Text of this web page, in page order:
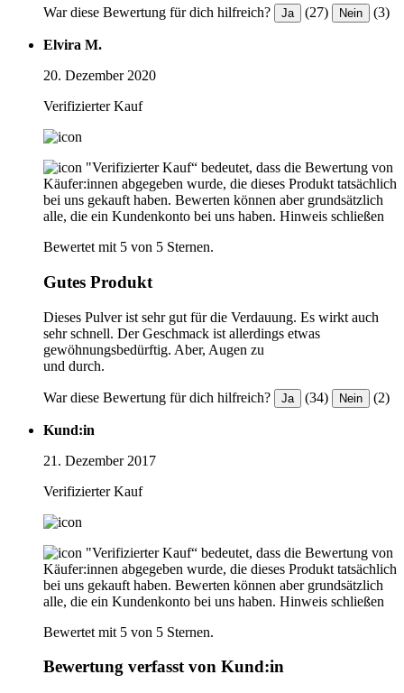
War diese Bewertung für dich hilfreich? Ja (27) Nein (3)
Elvira M.
20. Dezember 2020
Verifizierter Kauf
"Verifizierter Kauf“ bedeutet, dass die Bewertung von
Käufer:innen abgegeben wurde, die dieses Produkt tatsächlich
bei uns gekauft haben. Bewerten können aber grundsätzlich
alle, die ein Kundenkonto bei uns haben. Hinweis schließen
Bewertet mit 5 von 5 Sternen.
Gutes Produkt
Dieses Pulver ist sehr gut für die Verdauung. Es wirkt auch
sehr schnell. Der Geschmack ist allerdings etwas
gewöhnungsbedürftig. Aber, Augen zu
und durch.
War diese Bewertung für dich hilfreich? Ja (34) Nein (2)
Kund:in
21. Dezember 2017
Verifizierter Kauf
"Verifizierter Kauf“ bedeutet, dass die Bewertung von
Käufer:innen abgegeben wurde, die dieses Produkt tatsächlich
bei uns gekauft haben. Bewerten können aber grundsätzlich
alle, die ein Kundenkonto bei uns haben. Hinweis schließen
Bewertet mit 5 von 5 Sternen.
Bewertung verfasst von Kund:in